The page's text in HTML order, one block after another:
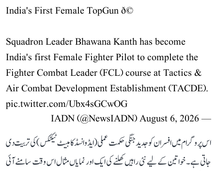
India's First Female TopGun ð©
Squadron Leader Bhawana Kanth has become
India's first Female Fighter Pilot to complete the
Fighter Combat Leader (FCL) course at Tactics &
Air Combat Development Establishment (TACDE).
pic.twitter.com/Ubx4sGCwOG
— IADN (@NewsIADN)
August 6, 2026
اس پروگرام میں افسران کو جدید جنگی حکمت عملی (ایڈوانسڈ کامبیٹ ٹیکٹکس) کی تربیت دی
جاتی ہے۔ خواتین کے لیے نئی راہیں کھلنے کی ایک اور نمایاں مثال اس وقت سامنے آئی